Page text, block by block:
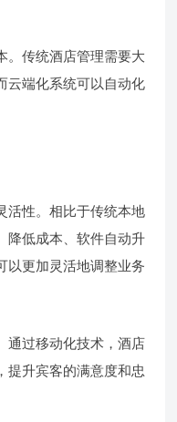
。传统酒店管理需要大
云端化系统可以自动化
活性。相比于传统本地
降低成本、软件自动升
以更加灵活地调整业务
通过移动化技术，酒店
提升宾客的满意度和忠